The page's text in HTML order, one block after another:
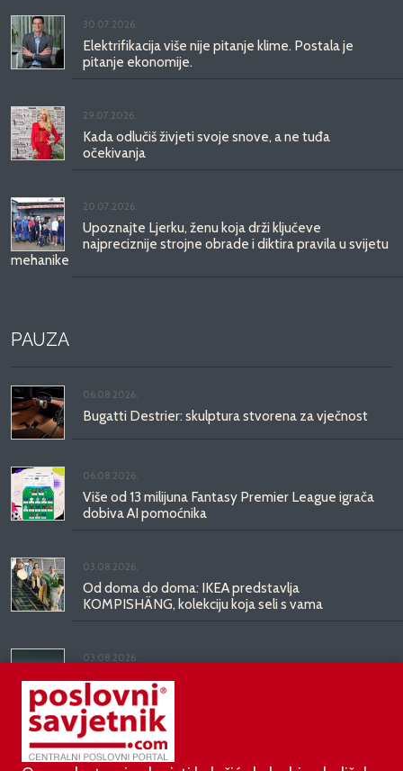
30.07.2026.
Elektrifikacija više nije pitanje klime. Postala je
pitanje ekonomije.
29.07.2026.
Kada odlučiš živjeti svoje snove, a ne tuđa
očekivanja
20.07.2026.
Upoznajte Ljerku, ženu koja drži ključeve
najpreciznije strojne obrade i diktira pravila u svijetu
mehanike
PAUZA
06.08.2026.
Bugatti Destrier: skulptura stvorena za vječnost
06.08.2026.
Više od 13 milijuna Fantasy Premier League igrača
dobiva AI pomoćnika
03.08.2026.
Od doma do doma: IKEA predstavlja
KOMPISHÄNG, kolekciju koja seli s vama
03.08.2026.
Kineski BYD predstavio luksuznu limuzinu veću od
Mercedesove S-klase, obećava domet do 1.000
kilometara